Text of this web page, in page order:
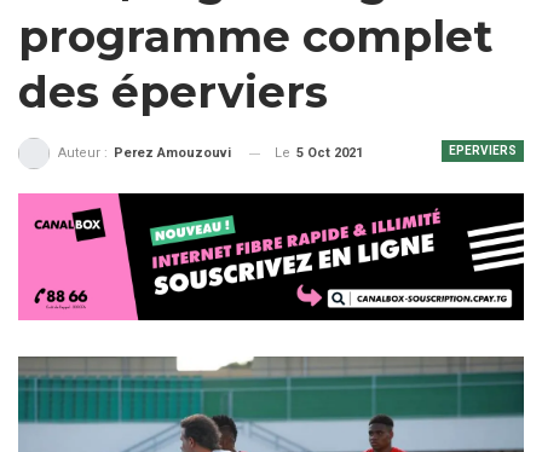
programme complet
des éperviers
EPERVIERS
Auteur : Perez Amouzouvi Le 5 Oct 2021